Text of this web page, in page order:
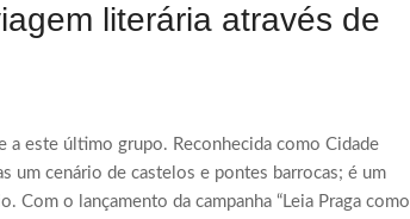
literária através de
a este último grupo. Reconhecida como Cidade
um cenário de castelos e pontes barrocas; é um
o lançamento da campanha “Leia Praga como